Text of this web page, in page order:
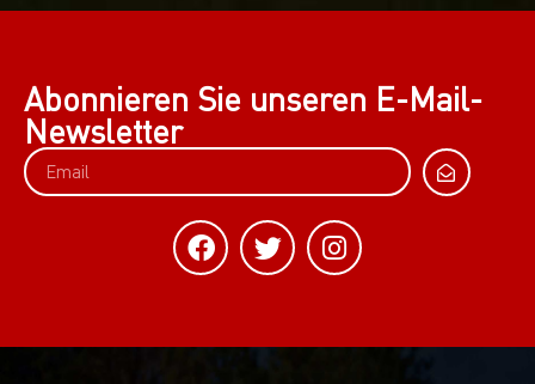
Abonnieren Sie unseren E-Mail-
Newsletter